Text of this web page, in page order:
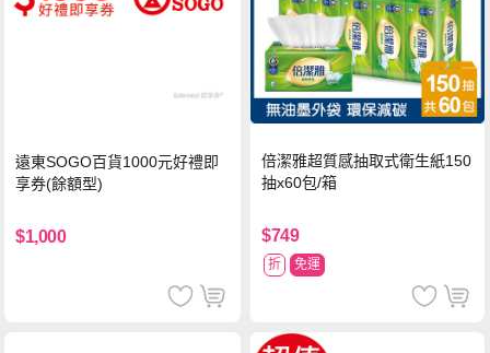
遠東SOGO百貨1000元好禮即
享券(餘額型)
$1,000
倍潔雅超質感抽取式衛生紙150
抽x60包/箱
$749
折 免運